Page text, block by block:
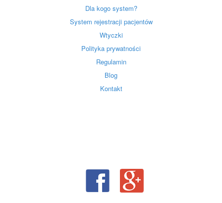
Dla kogo system?
System rejestracji pacjentów
Wtyczki
Polityka prywatności
Regulamin
Blog
Kontakt